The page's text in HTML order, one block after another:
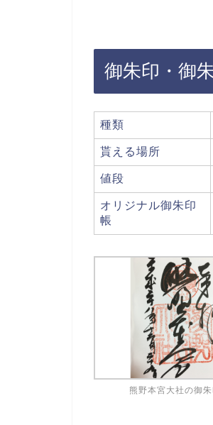
御朱印・御
種類
貰える場所
値段
オリジナル御朱印
帳
熊野本宮大社の御朱